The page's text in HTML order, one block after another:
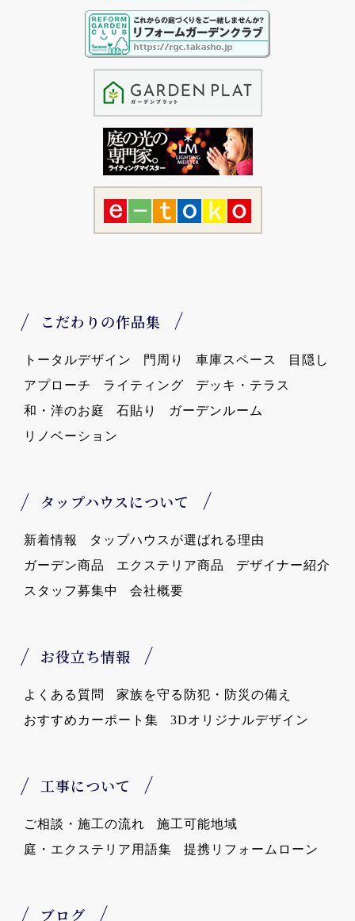
こだわりの作品集
トータルデザイン 門周り 車庫スペース
目隠し
アプローチ
ライティング
デッキ・テラス
和・洋のお庭
石貼り
ガーデンルーム
リノベーション
タップハウスについて
新着情報
タップハウスが選ばれる理由
ガーデン商品
エクステリア商品
デザイナー紹介
スタッフ募集中
会社概要
お役立ち情報
よくある質問
家族を守る防犯・防災の備え
おすすめカーポート集
3Dオリジナルデザイン
工事について
ご相談・施工の流れ
施工可能地域
庭・エクステリア用語集
提携リフォームローン
ブログ